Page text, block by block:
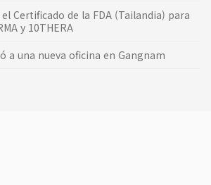
Certificado de la FDA (Tailandia) para
y 10THERA
a una nueva oficina en Gangnam